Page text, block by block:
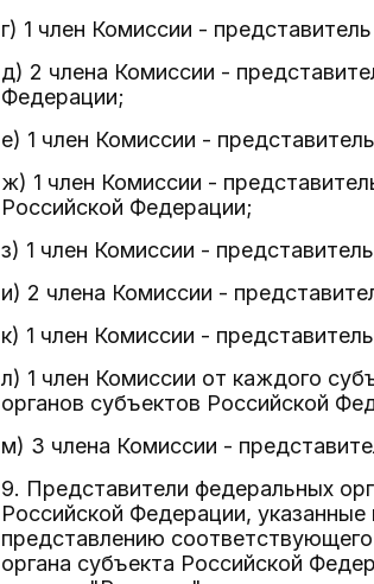
г) 1 член Комиссии -
д) 2 члена Комиссии -
Федерации;
е) 1 член Комиссии -
ж) 1 член Комиссии -
Российской Федерации;
з) 1 член Комиссии -
и) 2 члена Комиссии -
к) 1 член Комиссии -
л) 1 член Комиссии от каждого
органов субъектов Российской
м) 3 члена Комиссии -
9. Представители федеральных
Российской Федерации,
представлению соответствующего
органа субъекта Российской